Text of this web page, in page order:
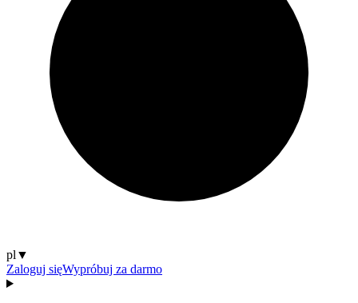
pl ▼
Zaloguj sięWypróbuj za darmo